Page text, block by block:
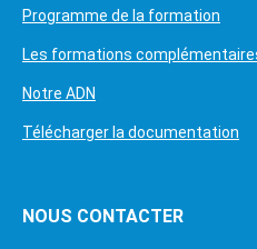
Programme de la formation
Les formations
Notre ADN
Télécharger la documentation
NOUS CONTACTER